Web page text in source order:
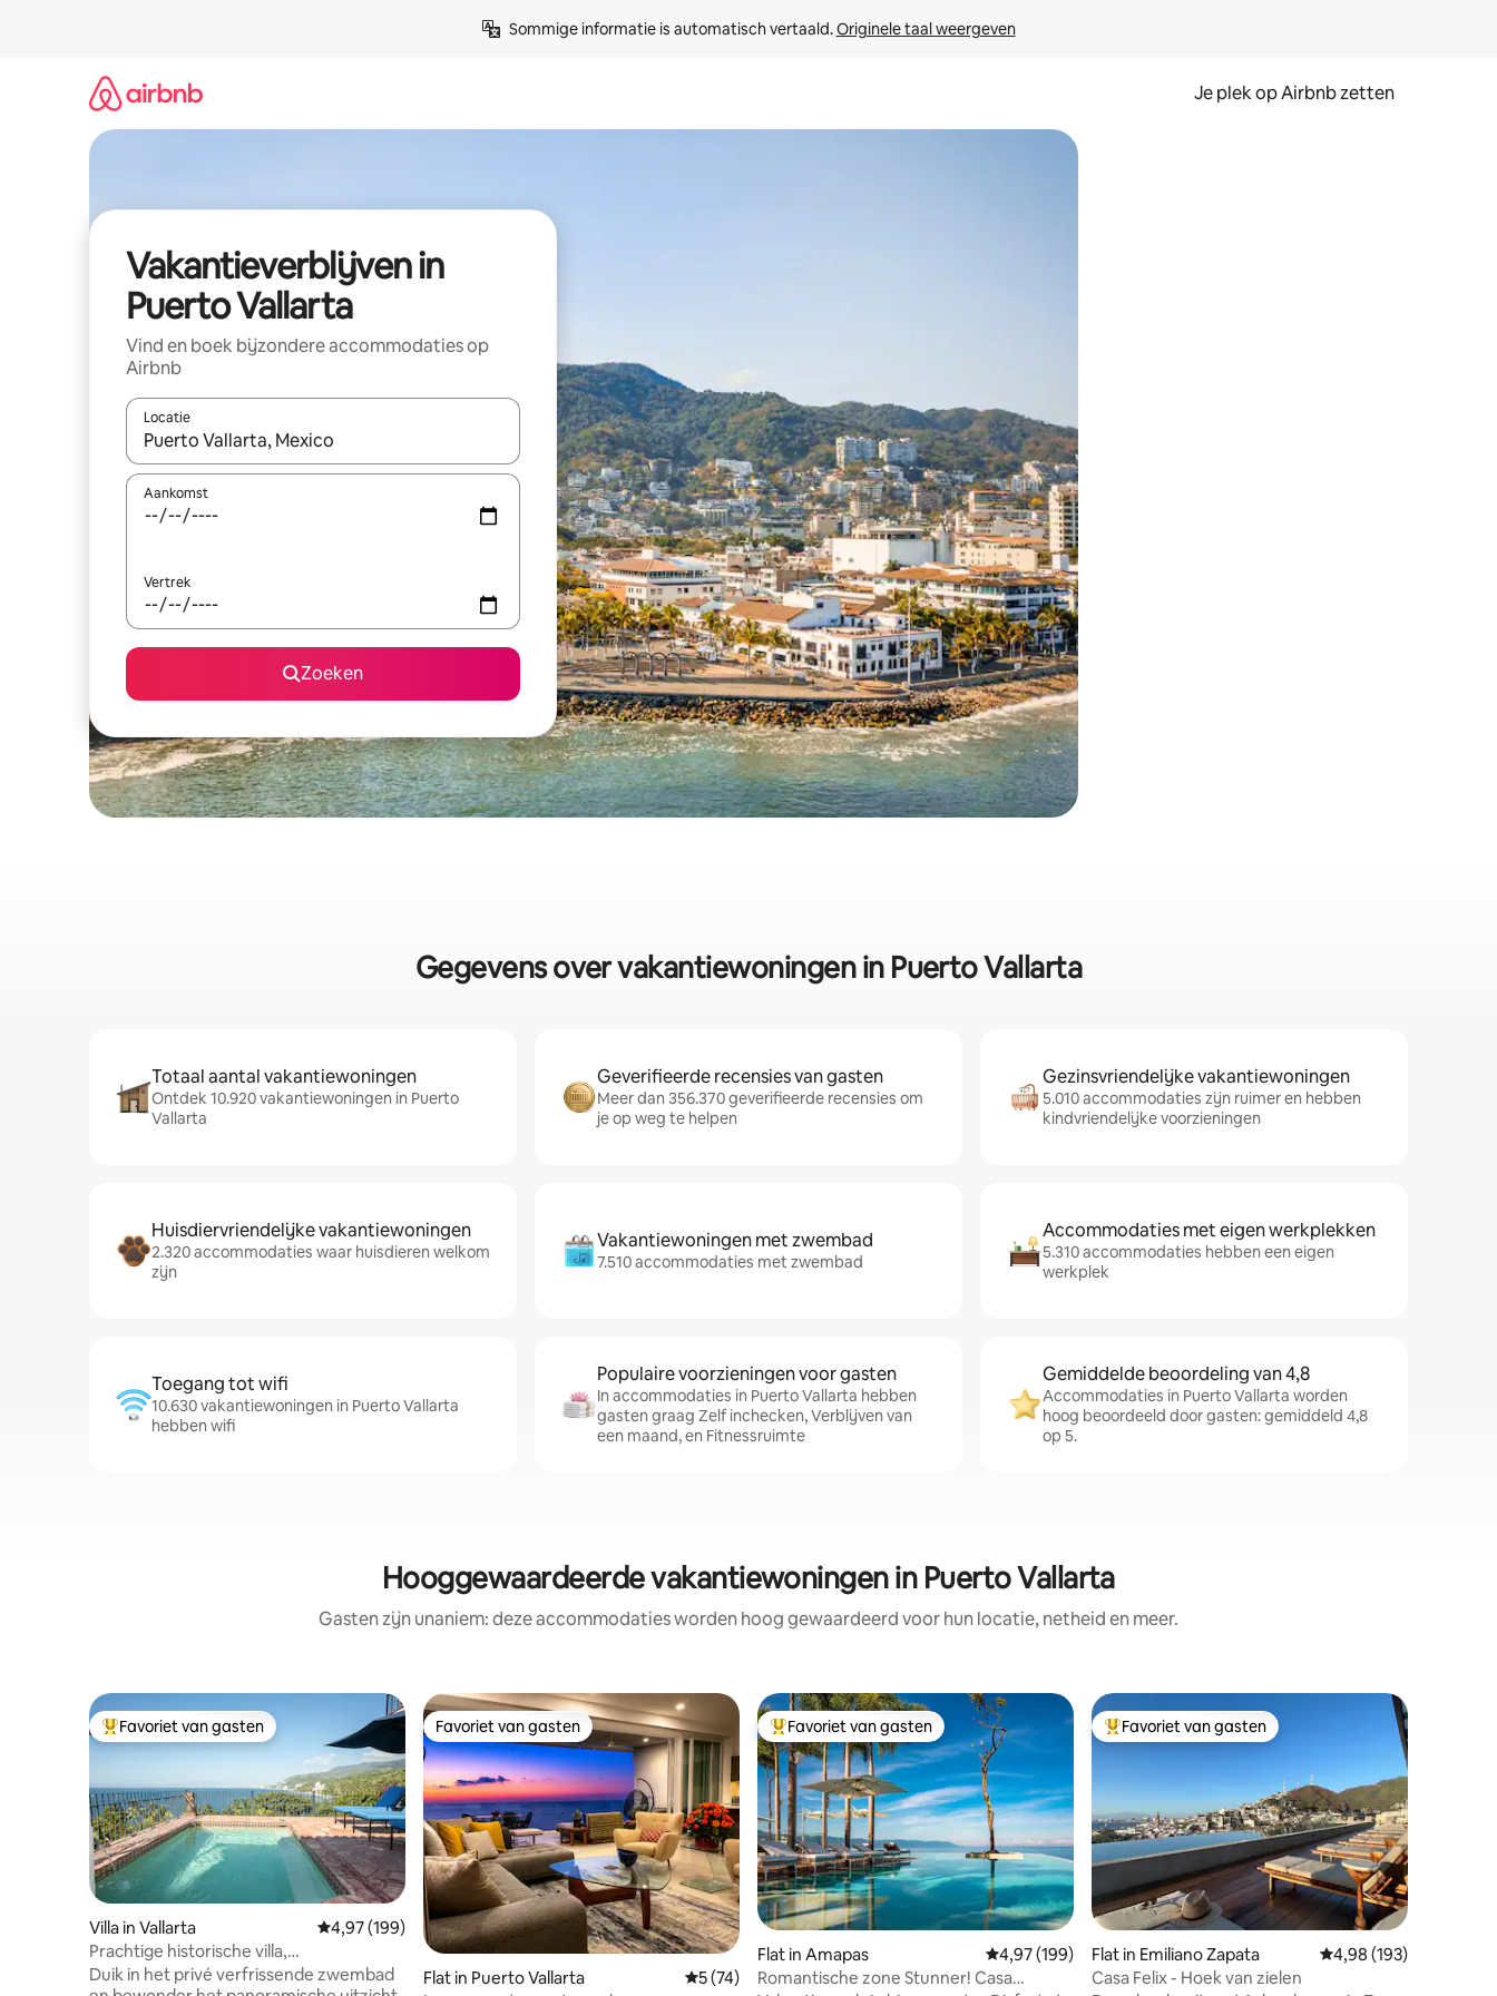
Sommige informatie is automatisch vertaald. Originele taal weergeven
Je plek op Airbnb zetten
Vakantieverblijven in
Puerto Vallarta
Vind en boek bijzondere accommodaties op
Airbnb
Locatie
Wanneer er resultaten beschikbaar zijn, maak je een keuze met je de pijltjestoetsen omhoog en omlaag, óf door te tikken of swipen.
Aankomst
Vertrek
Zoeken
Gegevens over vakantiewoningen in Puerto Vallarta
Totaal aantal vakantiewoningen
Ontdek 10.920 vakantiewoningen in Puerto
Vallarta
Geverifieerde recensies van gasten
Meer dan 356.370 geverifieerde recensies om
je op weg te helpen
Gezinsvriendelijke vakantiewoningen
5.010 accommodaties zijn ruimer en hebben
kindvriendelijke voorzieningen
Huisdiervriendelijke vakantiewoningen
2.320 accommodaties waar huisdieren welkom
zijn
Vakantiewoningen met zwembad
7.510 accommodaties met zwembad
Accommodaties met eigen werkplekken
5.310 accommodaties hebben een eigen
werkplek
Toegang tot wifi
10.630 vakantiewoningen in Puerto Vallarta
hebben wifi
Populaire voorzieningen voor gasten
In accommodaties in Puerto Vallarta hebben
gasten graag Zelf inchecken, Verblijven van
een maand, en Fitnessruimte
Gemiddelde beoordeling van 4,8
Accommodaties in Puerto Vallarta worden
hoog beoordeeld door gasten: gemiddeld 4,8
op 5.
Hooggewaardeerde vakantiewoningen in Puerto Vallarta
Gasten zijn unaniem: deze accommodaties worden hoog gewaardeerd voor hun locatie, netheid en meer.
Topfavoriet van gasten
Favoriet van gasten
Villa in Vallarta Gemiddelde beoordeling van 4,97 op 5, 199 recensies
4,97 (199)
Prachtige historische villa,
privézwembad en 280° uitzicht
Duik in het privé verfrissende zwembad
Favoriet van gasten
Favoriet van gasten
Flat in Puerto Vallarta Gemiddelde beoordeling van 5 op 5, 74 recensies
5 (74)
Topfavoriet van gasten
Favoriet van gasten
Flat in Amapas Gemiddelde beoordeling van 4,97 op 5, 199 recensies
4,97 (199)
Romantische zone Stunner! Casa
Topfavoriet van gasten
Favoriet van gasten
Flat in Emiliano Zapata Gemiddelde
4,98 (193)
Casa Felix - Hoek van zielen